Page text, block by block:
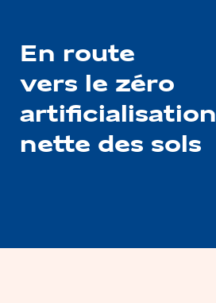
En route
vers le zéro
artificialisation
nette des sols